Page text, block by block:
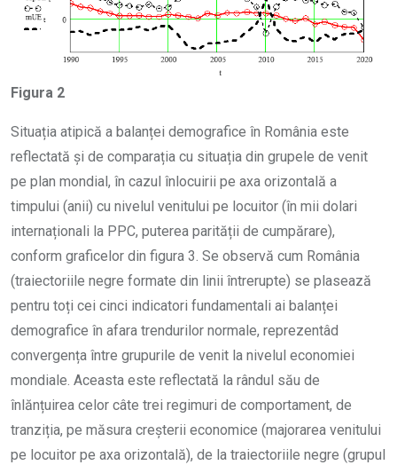
Figura 2
Situația atipică a balanței demografice în România este
reflectată și de comparația cu situația din grupele de venit
pe plan mondial, în cazul înlocuirii pe axa orizontală a
timpului (anii) cu nivelul venitului pe locuitor (în mii dolari
internaționali la PPC, puterea parității de cumpărare),
conform graficelor din figura 3. Se observă cum România
(traiectoriile negre formate din linii întrerupte) se plasează
pentru toți cei cinci indicatori fundamentali ai balanței
demografice în afara trendurilor normale, reprezentâd
convergența între grupurile de venit la nivelul economiei
mondiale. Aceasta este reflectată la rândul său de
înlănțuirea celor câte trei regimuri de comportament, de
tranziția, pe măsura creșterii economice (majorarea venitului
pe locuitor pe axa orizontală), de la traiectoriile negre (grupul